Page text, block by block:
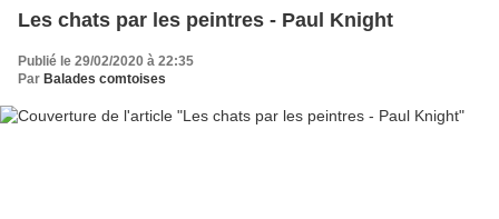
Les chats par les peintres - Paul Knight
Publié le 29/02/2020 à 22:35
Par Balades comtoises